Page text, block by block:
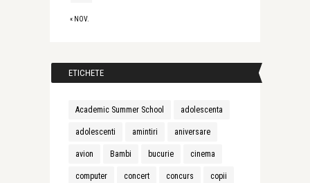
« NOV.
ETICHETE
Academic Summer School adolescenta
adolescenti amintiri aniversare
avion Bambi bucurie cinema
computer concert concurs copii